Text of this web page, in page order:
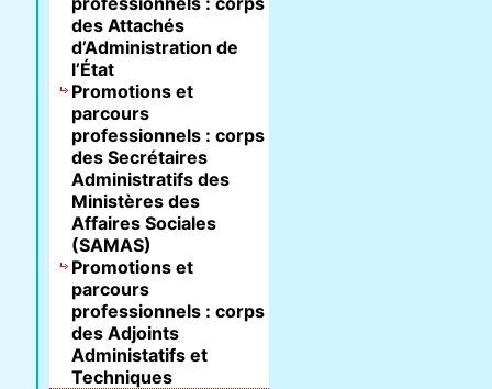
des Attachés
d’Administration de
l’État
Promotions et
parcours
professionnels : corps
des Secrétaires
Administratifs des
Ministères des
Affaires Sociales
(SAMAS)
Promotions et
parcours
professionnels : corps
des Adjoints
Administatifs et
Techniques